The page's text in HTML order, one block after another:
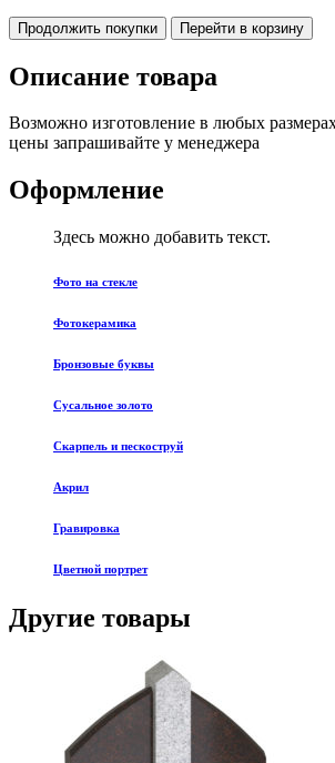
Продолжить покупки Перейти в корзину
Описание товара
Возможно изготовление в любых
цены запрашивайте у менеджера
Оформление
Здесь можно добавить текст.
Фото на стекле
Фотокерамика
Бронзовые буквы
Сусальное золото
Скарпель и пескоструй
Акрил
Гравировка
Цветной портрет
Другие товары